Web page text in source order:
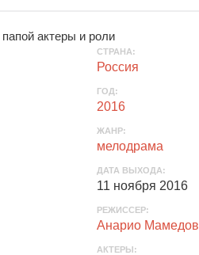
СТРАНА:
Россия
ГОД:
2016
ЖАНР:
мелодрама
ДАТА ВЫХОДА:
11 ноября 2016
РЕЖИССЕР:
Анарио Мамедов
АКТЕРЫ: